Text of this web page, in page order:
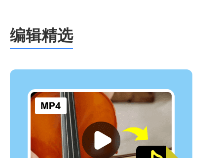
编辑精选